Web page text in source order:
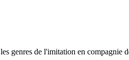
genres de l'imitation en